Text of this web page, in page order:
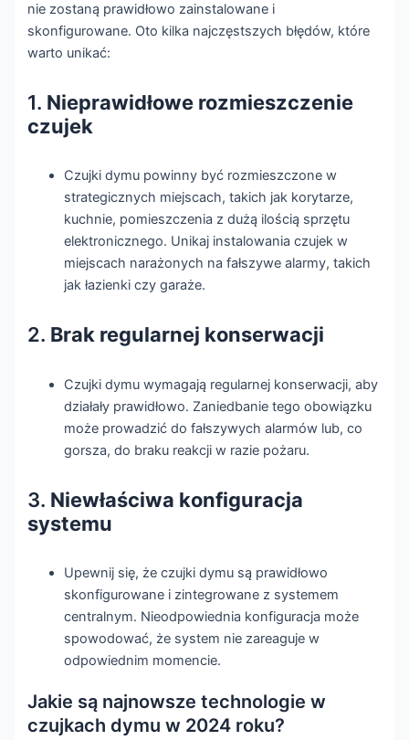
nie zostaną prawidłowo zainstalowane i
skonfigurowane. Oto kilka najczęstszych błędów, które
warto unikać:
1. Nieprawidłowe rozmieszczenie
czujek
Czujki dymu powinny być rozmieszczone w
strategicznych miejscach, takich jak korytarze,
kuchnie, pomieszczenia z dużą ilością sprzętu
elektronicznego. Unikaj instalowania czujek w
miejscach narażonych na fałszywe alarmy, takich
jak łazienki czy garaże.
2. Brak regularnej konserwacji
Czujki dymu wymagają regularnej konserwacji, aby
działały prawidłowo. Zaniedbanie tego obowiązku
może prowadzić do fałszywych alarmów lub, co
gorsza, do braku reakcji w razie pożaru.
3. Niewłaściwa konfiguracja
systemu
Upewnij się, że czujki dymu są prawidłowo
skonfigurowane i zintegrowane z systemem
centralnym. Nieodpowiednia konfiguracja może
spowodować, że system nie zareaguje w
odpowiednim momencie.
Jakie są najnowsze technologie w
czujkach dymu w 2024 roku?